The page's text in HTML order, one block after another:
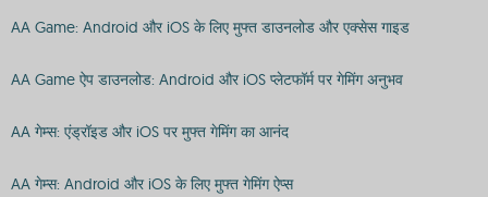
AA Game: Android और iOS के लिए मुफ्त डाउनलोड और एक्सेस गाइड
AA Game ऐप डाउनलोड: Android और iOS प्लेटफॉर्म पर गेमिंग अनुभव
AA गेम्स: एंड्रॉइड और iOS पर मुफ्त गेमिंग का आनंद
AA गेम्स: Android और iOS के लिए मुफ्त गेमिंग ऐप्स